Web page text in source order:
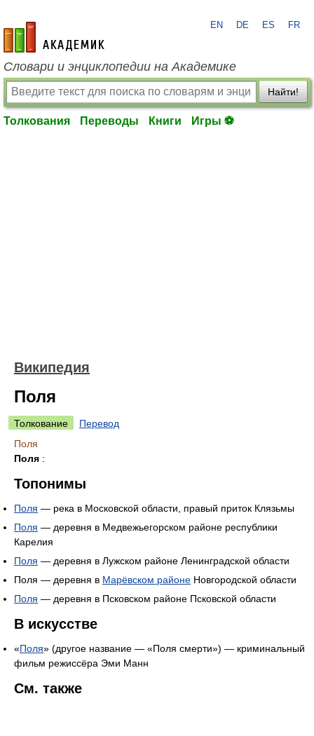
academic.ru
EN DE ES FR
Словари и энциклопедии на Академике
Найти!
Толкования Переводы Книги Игры ⚽
Википедия
Поля
Толкование
Перевод
Поля
Поля :
Топонимы
Поля — река в Московской области, правый приток Клязьмы
Поля — деревня в Медвежьегорском районе республики
Карелия
Поля — деревня в Лужском районе Ленинградской области
Поля — деревня в Марёвском районе Новгородской области
Поля — деревня в Псковском районе Псковской области
В искусстве
«Поля» (другое название — «Поля смерти») — криминальный
фильм режиссёра Эми Манн
См. также